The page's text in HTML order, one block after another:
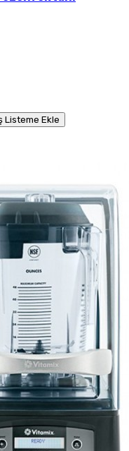
Listeme Ekle